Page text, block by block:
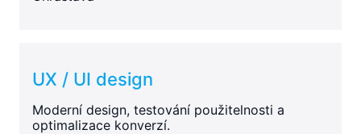
UX / UI design
Moderní design, testování použitelnosti a
optimalizace konverzí.